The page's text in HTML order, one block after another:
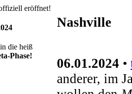
eröffnet!
die heiß
Phase!
Nashville
06.01.2024 •
anderer, im